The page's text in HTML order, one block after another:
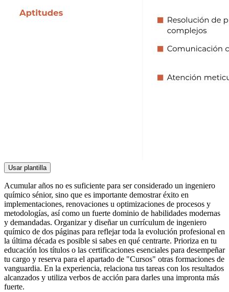
Usar plantilla
Acumular años no es suficiente para ser considerado un ingeniero
químico sénior, sino que es importante demostrar éxito en
implementaciones, renovaciones u optimizaciones de procesos y
metodologías, así como un fuerte dominio de habilidades modernas
y demandadas. Organizar y diseñar un currículum de ingeniero
químico de dos páginas para reflejar toda la evolución profesional en
la última década es posible si sabes en qué centrarte. Prioriza en tu
educación los títulos o las certificaciones esenciales para desempeñar
tu cargo y reserva para el apartado de "Cursos" otras formaciones de
vanguardia. En la experiencia, relaciona tus tareas con los resultados
alcanzados y utiliza verbos de acción para darles una impronta más
fuerte.